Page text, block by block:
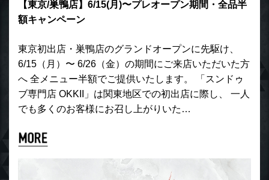
【東京/巣鴨店】6/15(月)〜プレオープン期間・全品半
額キャンペーン
東京初出店・巣鴨店のグランドオープンに先駆け、
6/15（月）〜 6/26（金）の期間にご来店いただいた方
へ 全メニュー半額でご提供いたします。 「スンドゥ
ブ専門店 OKKII」は関東地区での初出店に際し、 一人
でも多くのお客様にお召し上がりいた…